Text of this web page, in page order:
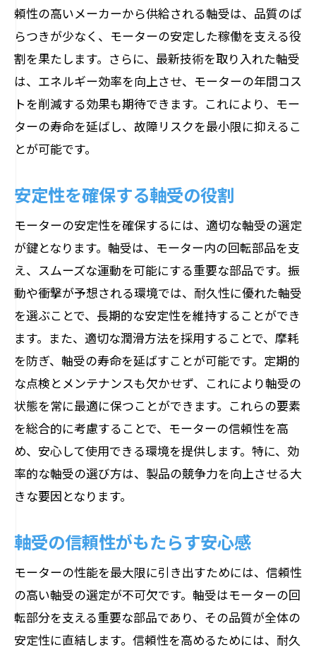
頼性の高いメーカーから供給される軸受は、品質のば
らつきが少なく、モーターの安定した稼働を支える役
割を果たします。さらに、最新技術を取り入れた軸受
は、エネルギー効率を向上させ、モーターの年間コス
トを削減する効果も期待できます。これにより、モー
ターの寿命を延ばし、故障リスクを最小限に抑えるこ
とが可能です。
安定性を確保する軸受の役割
モーターの安定性を確保するには、適切な軸受の選定
が鍵となります。軸受は、モーター内の回転部品を支
え、スムーズな運動を可能にする重要な部品です。振
動や衝撃が予想される環境では、耐久性に優れた軸受
を選ぶことで、長期的な安定性を維持することができ
ます。また、適切な潤滑方法を採用することで、摩耗
を防ぎ、軸受の寿命を延ばすことが可能です。定期的
な点検とメンテナンスも欠かせず、これにより軸受の
状態を常に最適に保つことができます。これらの要素
を総合的に考慮することで、モーターの信頼性を高
め、安心して使用できる環境を提供します。特に、効
率的な軸受の選び方は、製品の競争力を向上させる大
きな要因となります。
軸受の信頼性がもたらす安心感
モーターの性能を最大限に引き出すためには、信頼性
の高い軸受の選定が不可欠です。軸受はモーターの回
転部分を支える重要な部品であり、その品質が全体の
安定性に直結します。信頼性を高めるためには、耐久